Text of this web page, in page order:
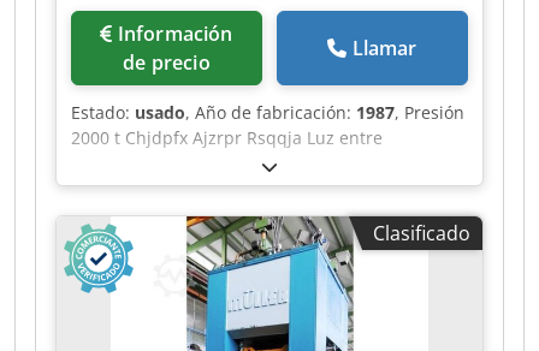
de precio
Llamar
Estado: usado, Año de fabricación: 1987, Presión
2000 t Chjdpfx Ajzrpr Rsqqja Luz entre
montantes 975 mm Carrera 400 mm Distancia
mesa/punzón, carrera máxima superior, ajuste
superior 1000 mm Superficie de mesa 1015 x
1050 mm Altura de mesa sobre el nivel del suelo
800 mm Extractor en la mesa 6,3 t Carrera del
extractor en la mesa 100 mm Extractor en el
punzón 65 t Carrera del extractor en el punzón
100 mm Superficie del punzón 975 x 1050 mm
Clasificado